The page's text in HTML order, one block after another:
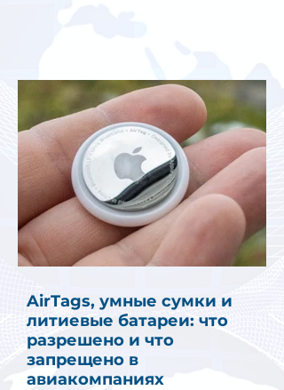
AirTags, умные сумки и
литиевые батареи: что
разрешено и что
запрещено в
авиакомпаниях